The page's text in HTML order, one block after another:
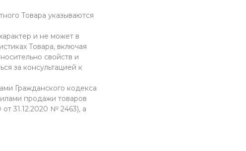
Товара указываются
и не может в
Товара, включая
свойств и
за консультацией к
Гражданского кодекса
продажи товаров
31.12.2020 № 2463), а